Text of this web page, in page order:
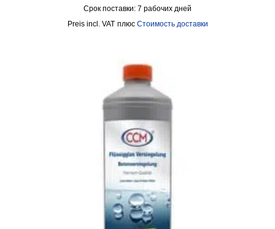
Срок поставки: 7 рабочих дней
incl. VAT плюс Стоимость доставки